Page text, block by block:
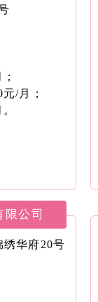
/月；
公司
绣华府20号